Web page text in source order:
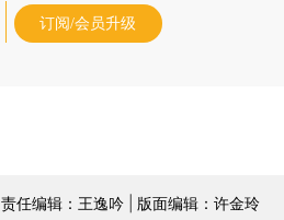
订阅/会员升级
责任编辑：王逸吟 | 版面编辑：许金玲